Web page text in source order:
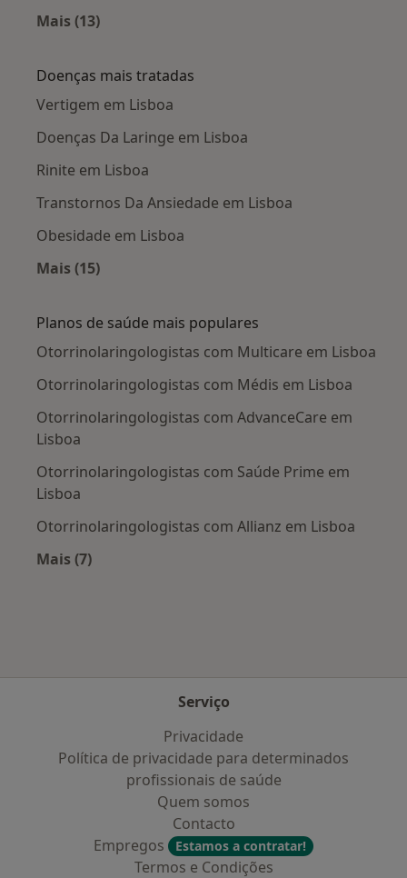
Mais (13)
Doenças mais tratadas
Vertigem em Lisboa
Doenças Da Laringe em Lisboa
Rinite em Lisboa
Transtornos Da Ansiedade em Lisboa
Obesidade em Lisboa
Mais (15)
Planos de saúde mais populares
Otorrinolaringologistas com Multicare em Lisboa
Otorrinolaringologistas com Médis em Lisboa
Otorrinolaringologistas com AdvanceCare em
Lisboa
Otorrinolaringologistas com Saúde Prime em
Lisboa
Otorrinolaringologistas com Allianz em Lisboa
Mais (7)
Serviço
Privacidade
Política de privacidade para determinados
profissionais de saúde
Quem somos
Contacto
Empregos
Estamos a contratar!
Termos e Condições